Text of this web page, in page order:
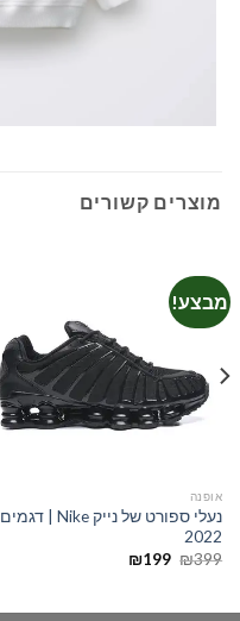
מוצרים קשורים
מבצע!
אופנה
נעלי ספורט של נייק Nike | דגמים
2022
₪399
המחיר
₪199
המחיר